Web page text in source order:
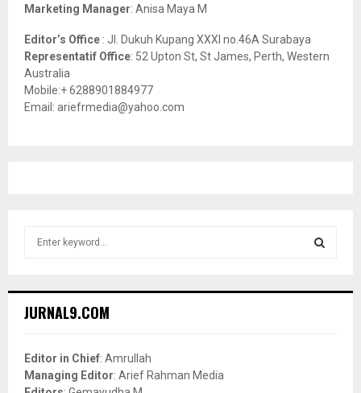
Marketing Manager: Anisa Maya M
Editor’s Office : Jl. Dukuh Kupang XXXI no.46A Surabaya
Representatif Office: 52 Upton St, St James, Perth, Western
Australia
Mobile:+ 6288901884977
Email: ariefrmedia@yahoo.com
h
o
r
:
JURNAL9.COM
Editor in Chief: Amrullah
Managing Editor: Arief Rahman Media